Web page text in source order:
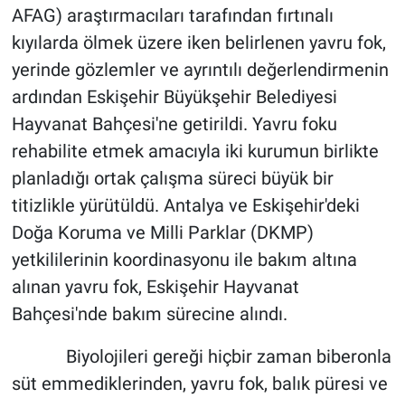
AFAG) araştırmacıları tarafından fırtınalı
kıyılarda ölmek üzere iken belirlenen yavru fok,
yerinde gözlemler ve ayrıntılı değerlendirmenin
ardından Eskişehir Büyükşehir Belediyesi
Hayvanat Bahçesi'ne getirildi. Yavru foku
rehabilite etmek amacıyla iki kurumun birlikte
planladığı ortak çalışma süreci büyük bir
titizlikle yürütüldü. Antalya ve Eskişehir'deki
Doğa Koruma ve Milli Parklar (DKMP)
yetkililerinin koordinasyonu ile bakım altına
alınan yavru fok, Eskişehir Hayvanat
Bahçesi'nde bakım sürecine alındı.
Biyolojileri gereği hiçbir zaman biberonla
süt emmediklerinden, yavru fok, balık püresi ve